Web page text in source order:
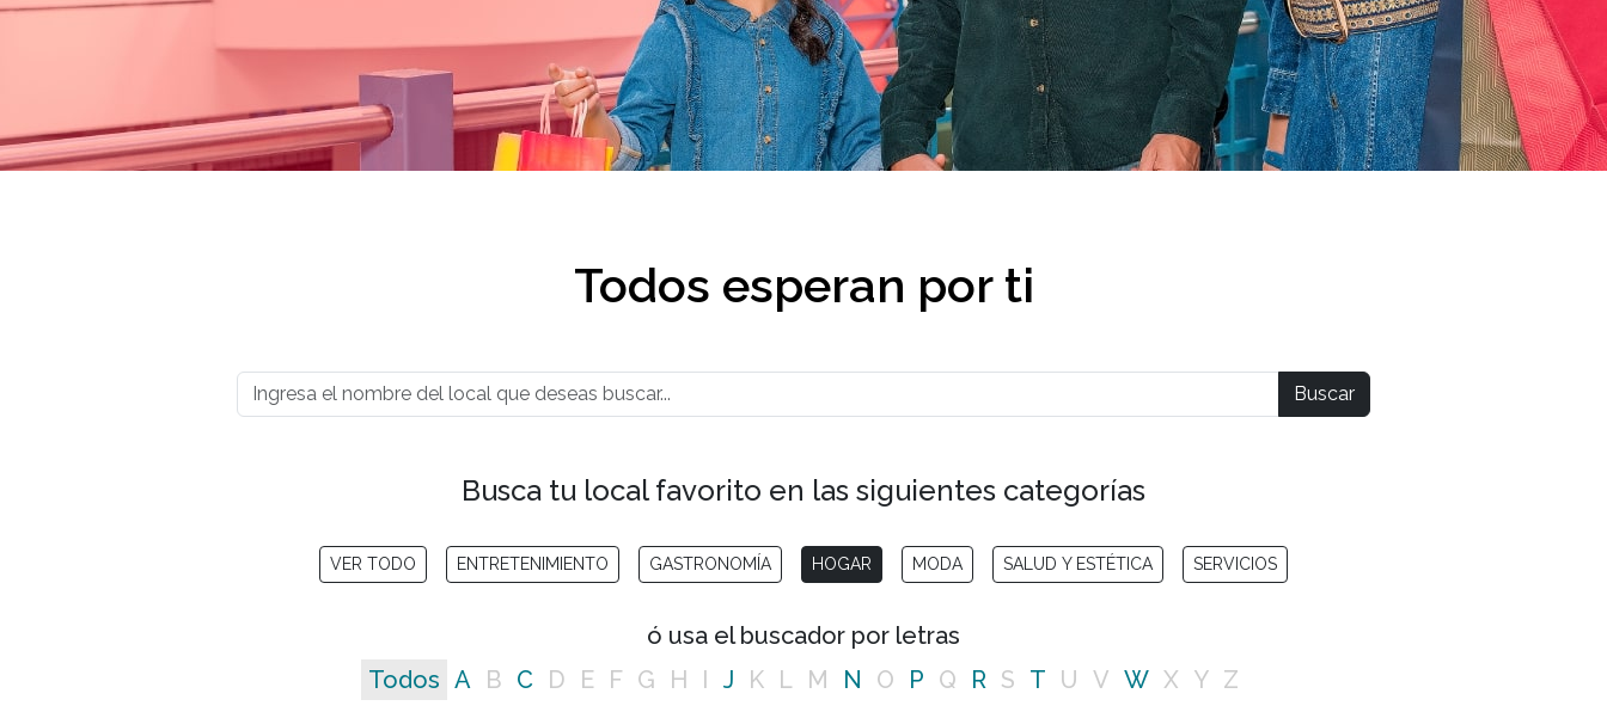
Todos esperan por ti
Buscar
Busca tu local favorito en las siguientes categorías
VER TODO ENTRETENIMIENTO GASTRONOMÍA HOGAR MODA SALUD Y ESTÉTICA SERVICIOS
ó usa el buscador por letras
Todos A B C D E F G H I J K L M N O P Q R S T U V W X Y Z